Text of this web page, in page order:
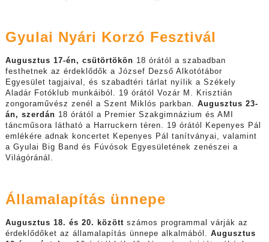
Gyulai Nyári Korzó Fesztivál
Augusztus 17-én, csütörtökön 18 órától a szabadban
festhetnek az érdeklődők a József Dezső Alkotótábor
Egyesület tagjaival, és szabadtéri tárlat nyílik a Székely
Aladár Fotóklub munkáiból. 19 órától Vozár M. Krisztián
zongoraművész zenél a Szent Miklós parkban. Augusztus 23-
án, szerdán 18 órától a Premier Szakgimnázium és AMI
táncműsora látható a Harruckern téren. 19 órától Kepenyes Pál
emlékére adnak koncertet Kepenyes Pál tanítványai, valamint
a Gyulai Big Band és Fúvósok Egyesületének zenészei a
Világóránál.
Államalapítás ünnepe
Augusztus 18. és 20. közöttszámos programmal várják az
érdeklődőket az államalapítás ünnepe alkalmából. Augusztus